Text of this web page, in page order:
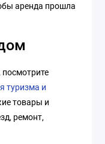
аренда прошла
туризма и
товары и
ремонт,